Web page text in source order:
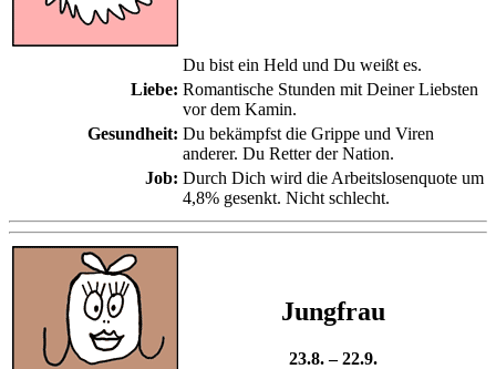
Du bist ein Held und Du weißt es.
Liebe: Romantische Stunden mit Deiner Liebsten
vor dem Kamin.
Gesundheit: Du bekämpfst die Grippe und Viren
anderer. Du Retter der Nation.
Job: Durch Dich wird die Arbeitslosenquote um
4,8% gesenkt. Nicht schlecht.
Jungfrau
23.8. – 22.9.